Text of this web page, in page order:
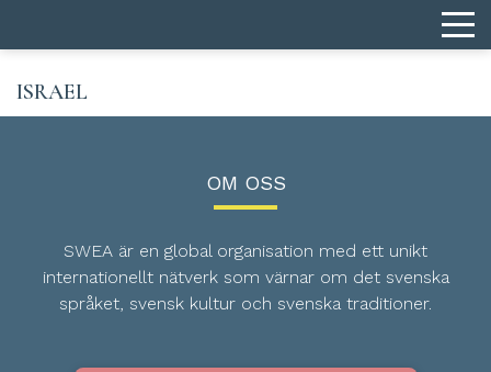
ISRAEL
OM OSS
SWEA är en global organisation med ett unikt
internationellt nätverk som värnar om det svenska
språket, svensk kultur och svenska traditioner.